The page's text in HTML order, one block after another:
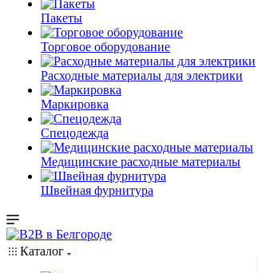
Пакеты
Торговое оборудование
Расходные материалы для электрики
Маркировка
Спецодежда
Медицинские расходные материалы
Швейная фурнитура
Каталог